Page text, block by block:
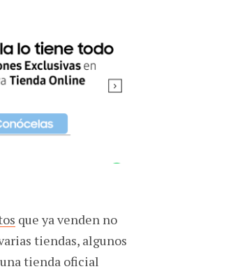
que ya venden no
tiendas, algunos
tienda oficial